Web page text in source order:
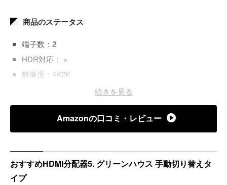
商品のステータス
端子数：2
HDR対応： ×
解像度：4K2K
電源タイプ：ACアダプタ
カスケード接続：◯
HDMI音声フォーマット：Dolby TrueHD
車対応：×
続きを見る
Amazonの口コミ・レビュー
おすすめHDMI分配器5. グリーンハウス 手動切り替えタ
イプ